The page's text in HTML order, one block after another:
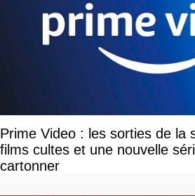
Prime Video : les sorties de la
films cultes et une nouvelle
cartonner